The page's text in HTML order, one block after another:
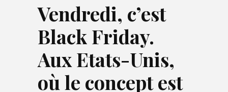
Vendredi, c’est
Black Friday.
Aux Etats-Unis,
où le concept est